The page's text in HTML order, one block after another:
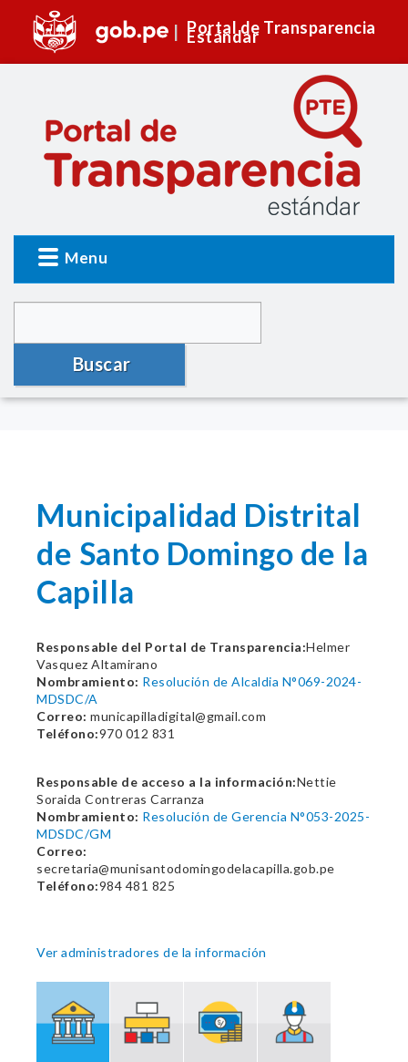
Portal de Transparencia
Estándar
Menu
Buscar
Municipalidad Distrital
de Santo Domingo de la
Capilla
Responsable del Portal de Transparencia:Helmer
Vasquez Altamirano
Nombramiento: Resolución de Alcaldia N°069-2024-
MDSDC/A
Correo: municapilladigital@gmail.com
Teléfono:970 012 831
Responsable de acceso a la información:Nettie
Soraida Contreras Carranza
Nombramiento: Resolución de Gerencia N°053-2025-
MDSDC/GM
Correo:
secretaria@munisantodomingodelacapilla.gob.pe
Teléfono:984 481 825
Ver administradores de la información